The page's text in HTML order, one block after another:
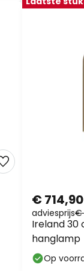
Ireland 30
hanglamp
€ 714,90
adviesprijs€
Op